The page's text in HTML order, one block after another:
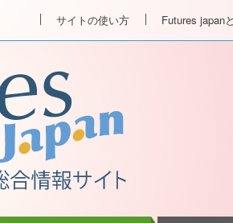
サイトの使い方 Futures japan